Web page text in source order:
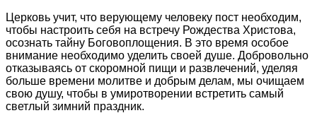
Церковь учит, что верующему человеку пост необходим,
чтобы настроить себя на встречу Рождества Христова,
осознать тайну Боговоплощения. В это время особое
внимание необходимо уделить своей душе. Добровольно
отказываясь от скоромной пищи и развлечений, уделяя
больше времени молитве и добрым делам, мы очищаем
свою душу, чтобы в умиротворении встретить самый
светлый зимний праздник.